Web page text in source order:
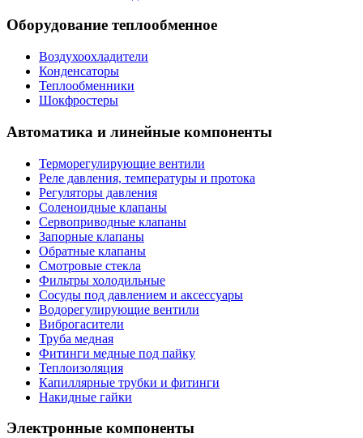
Оборудование теплообменное
Воздухоохладители
Конденсаторы
Теплообменники
Шокфростеры
Автоматика и линейные компоненты
Терморегулирующие вентили
Реле давления, температуры и протока
Регуляторы давления
Соленоидные клапаны
Сервоприводные клапаны
Запорные клапаны
Обратные клапаны
Смотровые стекла
Фильтры холодильные
Сосуды под давлением и аксессуары
Водорегулирующие вентили
Виброгасители
Труба медная
Фитинги медные под пайку
Теплоизоляция
Капиллярные трубки и фитинги
Накидные гайки
Электронные компоненты